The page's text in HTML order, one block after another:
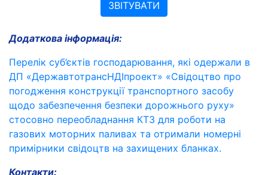
ЗВІТУВАТИ
Додаткова інформація:
Перелік суб’єктів господарювання, які одержали в
ДП «ДержавтотрансНДІпроект» «Свідоцтво про
погодження конструкції транспортного засобу
щодо забезпечення безпеки дорожнього руху»
стосовно переобладнання КТЗ для роботи на
газових моторних паливах та отримали номерні
примірники свідоцтв на захищених бланках.
Контакти: